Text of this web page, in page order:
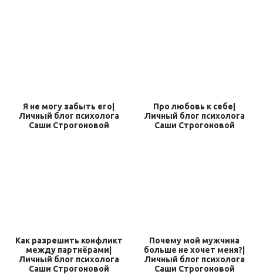
Я не могу забыть его|
Личный блог психолога
Саши Строгоновой
Про любовь к себе|
Личный блог психолога
Саши Строгоновой
Как разрешить конфликт
между партнёрами|
Личный блог психолога
Саши Строгоновой
Почему мой мужчина
больше не хочет меня?|
Личный блог психолога
Саши Строгоновой